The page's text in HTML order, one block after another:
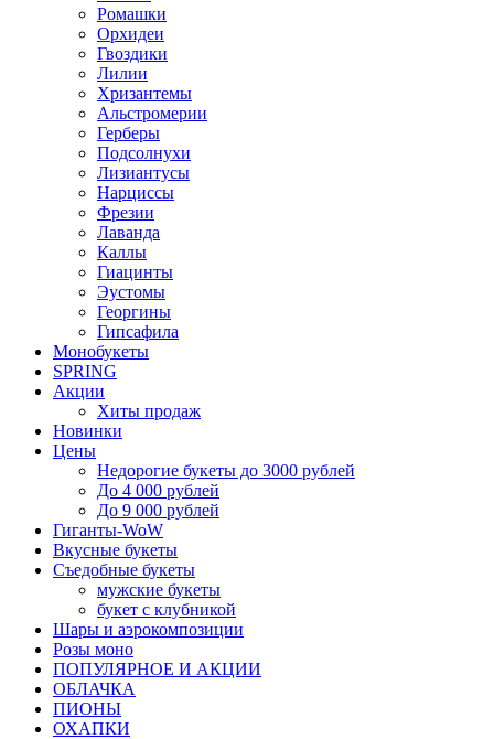
Ромашки
Орхидеи
Гвоздики
Лилии
Хризантемы
Альстромерии
Герберы
Подсолнухи
Лизиантусы
Нарциссы
Фрезии
Лаванда
Каллы
Гиацинты
Эустомы
Георгины
Гипсафила
Монобукеты
SPRING
Акции
Хиты продаж
Новинки
Цены
Недорогие букеты до 3000 рублей
До 4 000 рублей
До 9 000 рублей
Гиганты-WoW
Вкусные букеты
Съедобные букеты
мужские букеты
букет с клубникой
Шары и аэрокомпозиции
Розы моно
ПОПУЛЯРНОЕ И АКЦИИ
ОБЛАЧКА
ПИОНЫ
ОХАПКИ